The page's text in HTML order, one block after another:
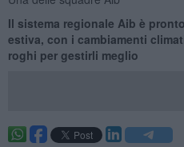
Il sistema regionale Aib è
estiva, con i cambiamenti
roghi per gestirli meglio